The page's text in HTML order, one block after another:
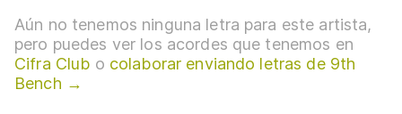
Aún no tenemos ninguna letra para este artista,
pero puedes ver los acordes que tenemos en
Cifra Club o colaborar enviando letras de 9th
Bench →